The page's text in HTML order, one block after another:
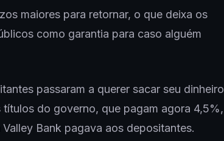
maiores para retornar, o que deixa os
como garantia para caso alguém
passaram a querer sacar seu dinheiro
do governo, que pagam agora 4,5%,
Bank pagava aos depositantes.